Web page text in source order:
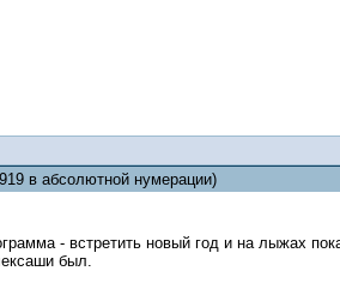
в абсолютной нумерации)
- встретить новый год и на лыжах
был.